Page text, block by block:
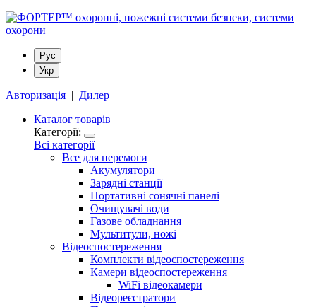
Рус
Укр
Авторизація | Дилер
Каталог товарів
Категорії:
Всі категорії
Все для перемоги
Акумулятори
Зарядні станції
Портативні сонячні панелі
Очищувачі води
Газове обладнання
Мультитули, ножі
Відеоспостереження
Комплекти відеоспостереження
Камери відеоспостереження
WiFi відеокамери
Відеореєстратори